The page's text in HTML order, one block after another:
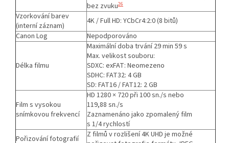
bez zvuku26
Vzorkování barev
(interní záznam)
4K / Full HD: YCbCr4:2:0 (8 bitů)
Canon Log
Nepodporováno
Délka filmu
Maximální doba trvání 29 min 59 s
Max. velikost souboru:
SDXC: exFAT: Neomezeno
SDHC: FAT32: 4 GB
SD: FAT16 / FAT12: 2 GB
Film s vysokou
snímkovou frekvencí
HD 1280 × 720 při 100 sn./s nebo
119,88 sn./s
Zaznamenáno jako zpomalený film
s 1/4 rychlostí
Pořizování fotografií
Z filmů v rozlišení 4K UHD je možné